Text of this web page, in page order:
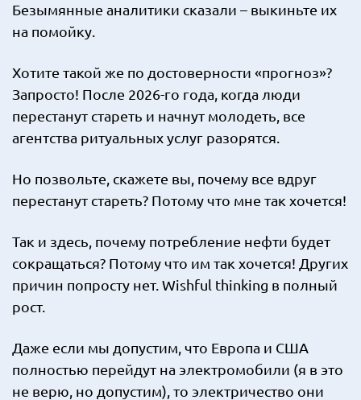
Безымянные аналитики сказали – выкиньте их
на помойку.
Хотите такой же по достоверности «прогноз»?
Запросто! После 2026-го года, когда люди
перестанут стареть и начнут молодеть, все
агентства ритуальных услуг разорятся.
Но позвольте, скажете вы, почему все вдруг
перестанут стареть? Потому что мне так хочется!
Так и здесь, почему потребление нефти будет
сокращаться? Потому что им так хочется! Других
причин попросту нет. Wishful thinking в полный
рост.
Даже если мы допустим, что Европа и США
полностью перейдут на электромобили (я в это
не верю, но допустим), то электричество они